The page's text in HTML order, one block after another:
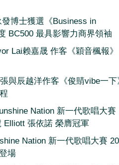
發博士獲選《Business in
BC500 最具影響力商界領袖
Lai赖嘉晟 作客《穎音楓報
張與辰越洋作客《俊䝼vibe一下
Nation 新一代歌唱大賽
Elliott 張依諾 榮膺冠軍
Nation 新一代歌唱大賽
場